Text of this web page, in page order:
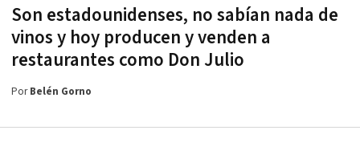
Son estadounidenses, no sabían nada de
vinos y hoy producen y venden a
restaurantes como Don Julio
PorBelén Gorno